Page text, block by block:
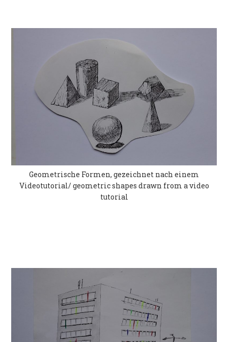
Geometrische Formen, gezeichnet nach einem
Videotutorial/ geometric shapes drawn from a video
tutorial